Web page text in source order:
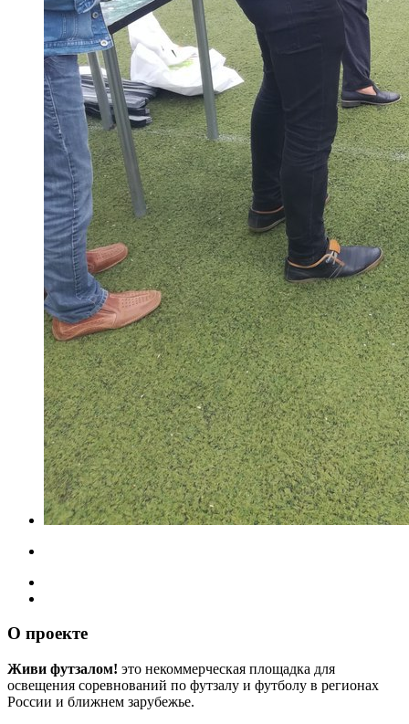
О проекте
Живи футзалом! это некоммерческая площадка для
освещения соревнований по футзалу и футболу в регионах
России и ближнем зарубежье.